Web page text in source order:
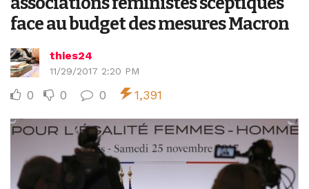
face au budget des mesures Macron
thies24
11/29/2017 2:20 PM
0 0 0 1,391